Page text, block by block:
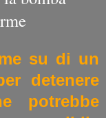
su di un
detenere
potrebbe